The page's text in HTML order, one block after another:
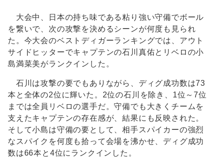
大会中、日本の持ち味である粘り強い守備でボール
を繋いで、次の攻撃を決めるシーンが何度も見られ
た。今大会のベストディガーランキングでは、アウト
サイドヒッターでキャプテンの石川真佑とリベロの小
島満菜美がランクインした。
石川は攻撃の要でもありながら、ディグ成功数は73
本と全体の2位に輝いた。2位の石川を除き、1位～7位
までは全員リベロの選手だ。守備でも大きくチームを
支えたキャプテンの存在感が、結果にも反映された。
そして小島は守備の要として、相手スパイカーの強烈
なスパイクを何度も拾って会場を沸かせ、ディグ成功
数は66本と4位にランクインした。